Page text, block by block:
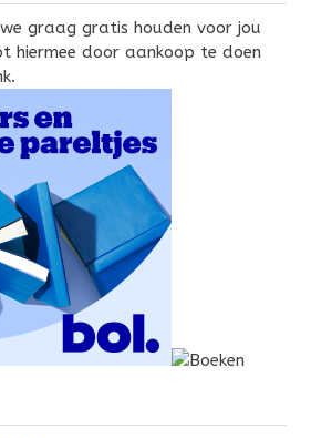
graag gratis houden voor jou
hiermee door aankoop te doen